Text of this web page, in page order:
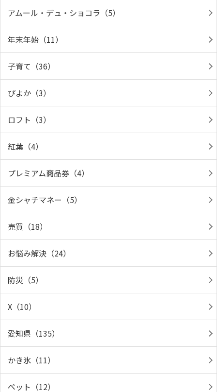
アムール・デュ・ショコラ（5）
年末年始（11）
子育て（36）
ぴよか（3）
ロフト（3）
紅葉（4）
プレミアム商品券（4）
金シャチマネー（5）
売買（18）
お悩み解決（24）
防災（5）
X（10）
愛知県（135）
かき氷（11）
ペット（12）